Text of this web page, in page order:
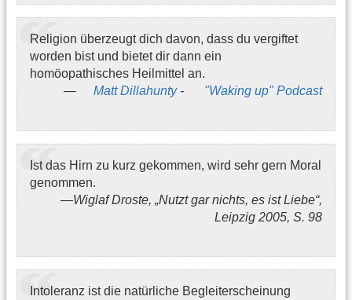
Religion überzeugt dich davon, dass du vergiftet
worden bist und bietet dir dann ein
homöopathisches Heilmittel an.
Matt Dillahunty- "Waking up" Podcast
Ist das Hirn zu kurz gekommen, wird sehr gern Moral
genommen.
Wiglaf Droste, „Nutzt gar nichts, es ist Liebe“,
Leipzig 2005, S. 98
Intoleranz ist die natürliche Begleiterscheinung